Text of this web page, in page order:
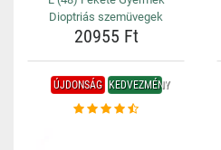
Dioptriás szemüvegek
20955 Ft
ÚJDONSÁG KEDVEZMÉNY